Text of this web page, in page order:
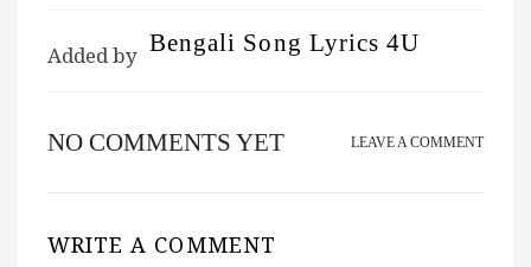
Added by Bengali Song Lyrics 4U
NO COMMENTS YET LEAVE A COMMENT
WRITE A COMMENT